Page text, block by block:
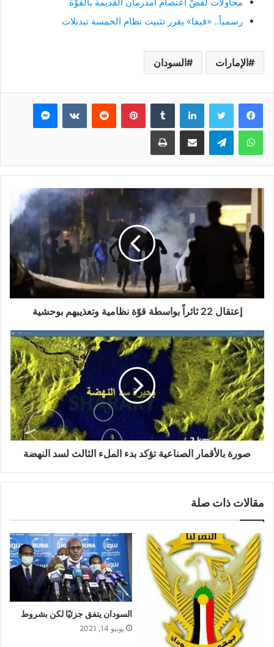
رسمياً.. «فيفا» يقرر تثبيت نظام الخمسة تبديلات
الإمارات السودان
فيسبوك تويتر لينكدإن بينتيريست ماسنجر
واتساب تيلقرام مشاركة عبر البريد طباعة
إعتقال 22 ثائراً بواسطة قوّة نظامية وتعذيبهم بوحشية
صورة بالأقمار الصناعية تؤكد بدء الملء الثالث لسد النهضة
مقالات ذات صلة
السودان يتفق جزئيًا لكن بشروط
يونيو 14, 2021